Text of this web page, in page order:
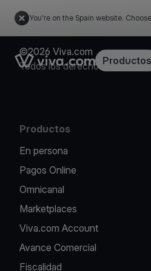
You're on the Spain website.
Link to the homepageProductos
©2026 Viva.com
Todos los derechos reservados
Productos
En persona
Pagos Online
Omnicanal
Marketplaces
Viva.com Account
Avance Comercial
Fiscalidad